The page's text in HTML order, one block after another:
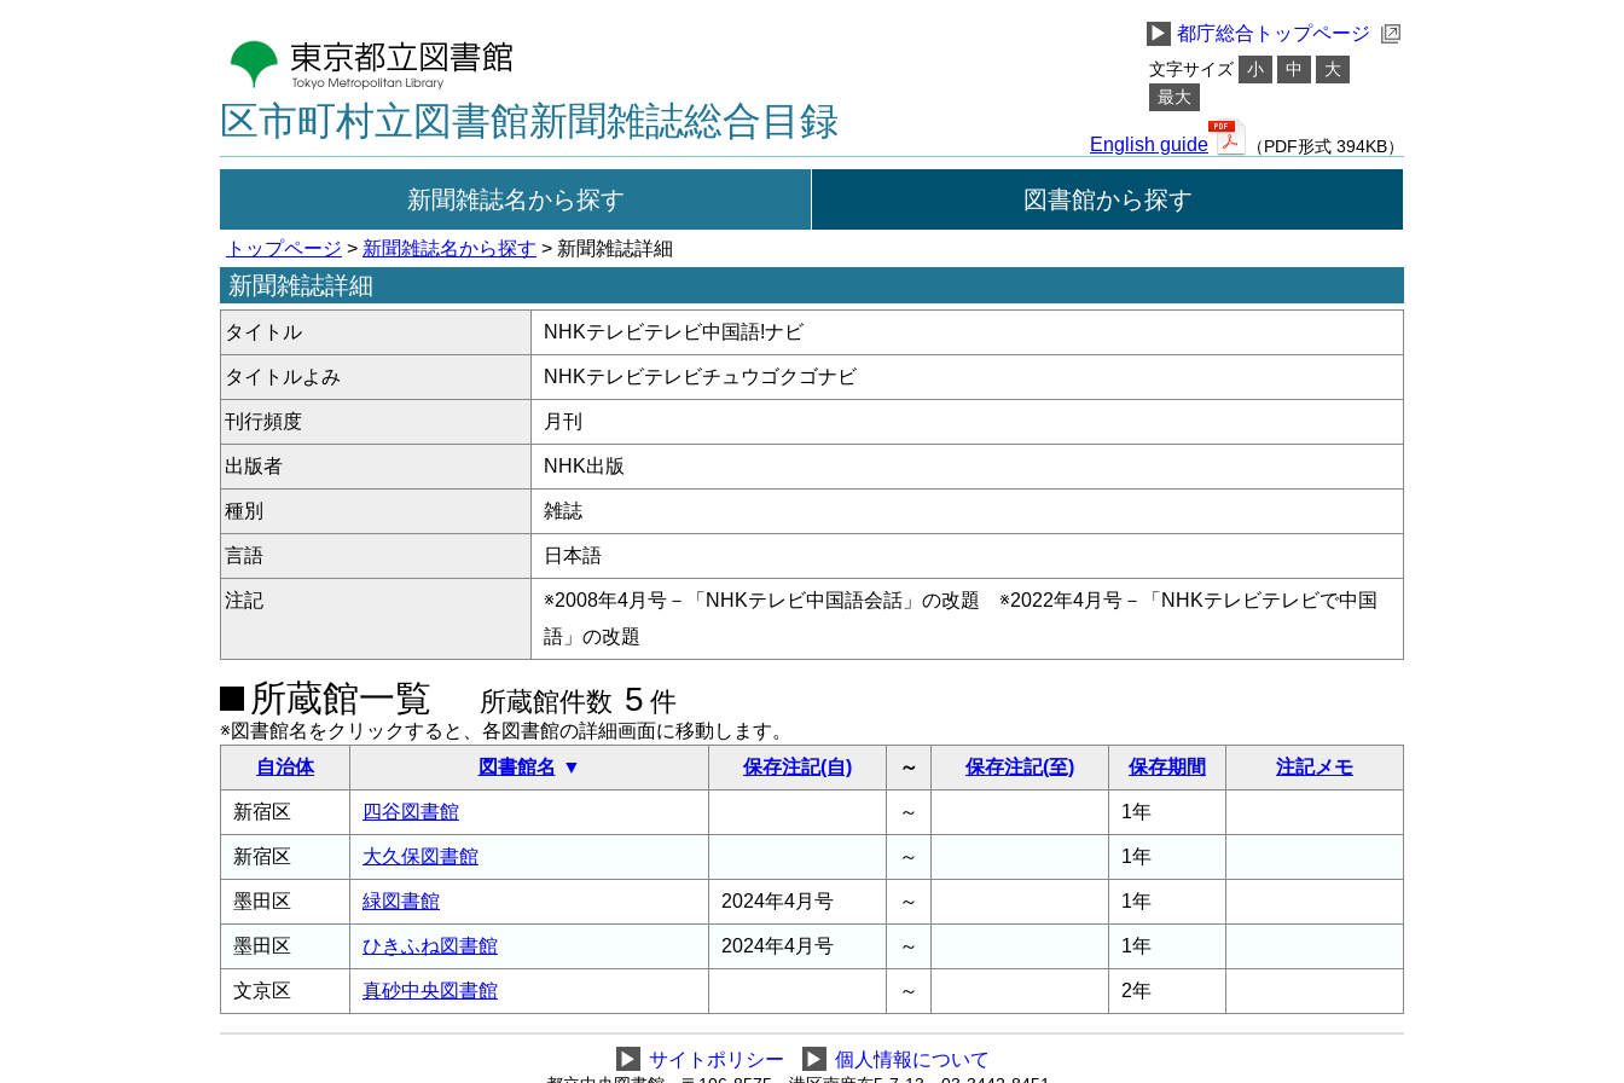
区市町村立図書館新聞雑誌総合目録
▶ 都庁総合トップページ
文字サイズ 小 中
大
最大
English guide （PDF形式 394KB）
新聞雑誌名から探す 図書館から探す
トップページ > 新聞雑誌名から探す > 新聞雑誌詳細
新聞雑誌詳細
タイトル NHKテレビテレビ中国語!ナビ
タイトルよみ NHKテレビテレビチュウゴクゴナビ
刊行頻度 月刊
出版者 NHK出版
種別 雑誌
言語 日本語
注記
※2008年4月号－「NHKテレビ中国語会話」の改題 ※2022年4月号－「NHKテレビテレビで中国
語」の改題
所蔵館一覧 所蔵館件数 5 件
※図書館名をクリックすると、各図書館の詳細画面に移動します。
自治体
図書館名 保存注記(自) ～ 保存注記(至) 保存期間 注記メモ
新宿区 四谷図書館 ～ 1年
新宿区 大久保図書館 ～ 1年
墨田区 緑図書館 2024年4月号 ～ 1年
墨田区 ひきふね図書館 2024年4月号 ～ 1年
文京区 真砂中央図書館 ～ 2年
▶ サイトポリシー ▶ 個人情報について